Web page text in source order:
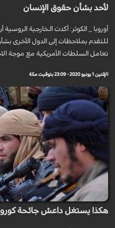
لأحد بشأن حقوق الإنسان
أوروبا _ الكوثر: أكدت الخارجية
للتقدم بملاحظات إلى الدول الأخرى
تعامل السلطات الأمريكية مع موجة
الإثنين 1 يونيو 2020 - 23:09 بتوقيت مكة
هكذا يستغل داعش جائحة